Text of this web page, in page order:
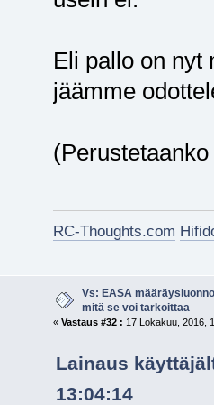
Eli pallo on nyt
jäämme
RC-Thoughts.com
Vs: EASA
mitä se voi tarkoittaa
« Vastaus #32 : 17 Lokakuu, 2016,
Lainaus
13:04:14